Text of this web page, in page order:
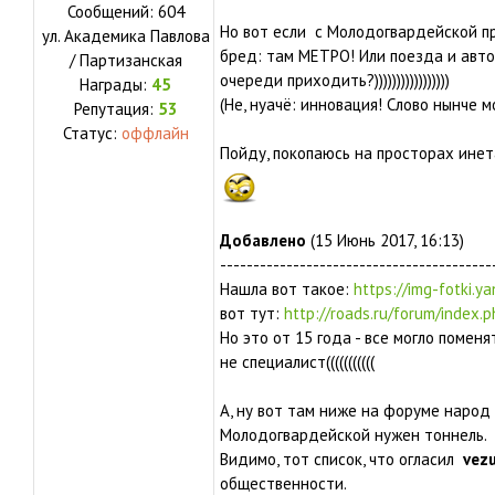
Сообщений: 604
ул. Академика Павлова
/ Партизанская
Награды: 45
Репутация: 53
Статус: оффлайн
Но вот если с Молодогвардейской
бред: там МЕТРО! Или поезда и
очереди приходить?)))))))))))))))))
(Не, нуачё: инновация! Слово нынче
Пойду, покопаюсь на просторах
Добавлено (15 Июнь 2017, 16:13)
Нашла вот такое: https://img-
вот тут: http://roads.ru/forum/
Но это от 15 года - все могло
не специалист(((((((((((
А, ну вот там ниже на форуме народ
Молодогвардейской нужен тоннель.
Видимо, тот список, что огласил
общественности.